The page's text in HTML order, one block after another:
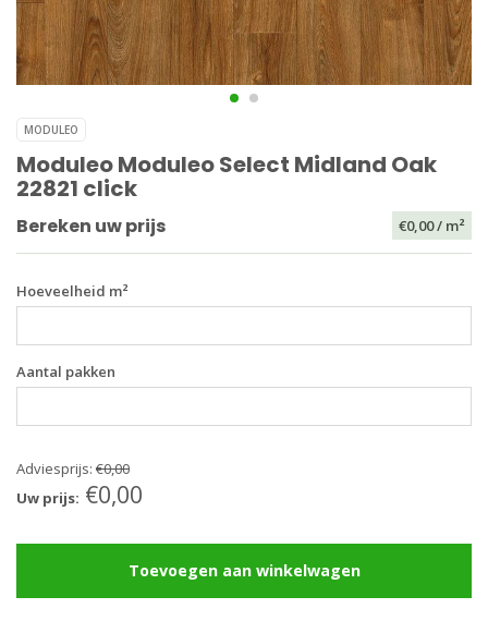
MODULEO
Moduleo Moduleo Select Midland Oak
22821 click
Bereken uw prijs €0,00/ m²
Hoeveelheid m²
Aantal pakken
Adviesprijs: €0,00
Uw prijs: €0,00
Toevoegen aan winkelwagen